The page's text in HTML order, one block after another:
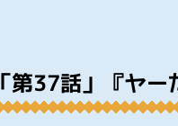
「第37話」『ヤー